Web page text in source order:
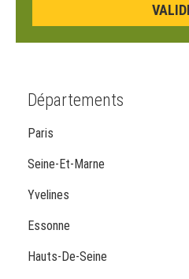
Départements
Paris
Seine-Et-Marne
Yvelines
Essonne
Hauts-De-Seine